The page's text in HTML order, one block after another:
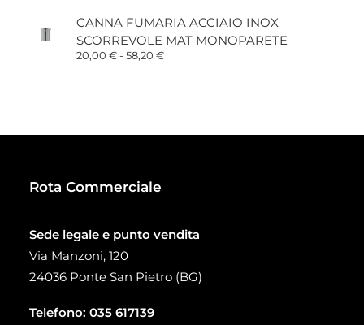
prezzo:
da
34,00 €
CANNA FUMARIA ACCIAIO INOX
SCORREVOLE MAT MONOPARETE
20,00 €-58,20 €Fascia
Rota Commerciale
Sede legale e punto vendita
Via Manzoni, 120
24036 Ponte San Pietro (BG)
Telefono: 035 617139